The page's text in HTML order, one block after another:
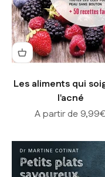
Les aliments qui
l'acné
Prix de vente
A partir de